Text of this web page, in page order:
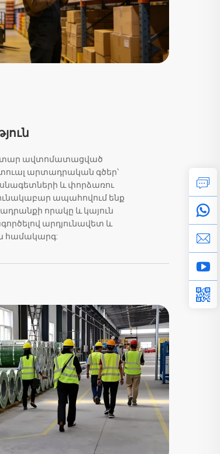
ավտոմատացված
արտադրական գծեր՝
և փորձառու
ապահովում ենք
որակը և կայուն
արդյունավետ և
համակարգ: